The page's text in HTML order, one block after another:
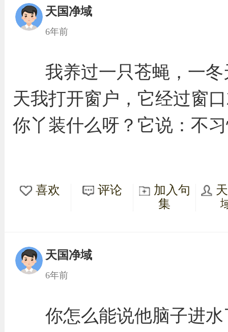
天国净域
6年前
我养过一只苍蝇，一
天我打开窗户，它经过窗
你丫装什么呀？它说：不
喜欢 评论
加入句
集
天国净域
6年前
你怎么能说他脑子进